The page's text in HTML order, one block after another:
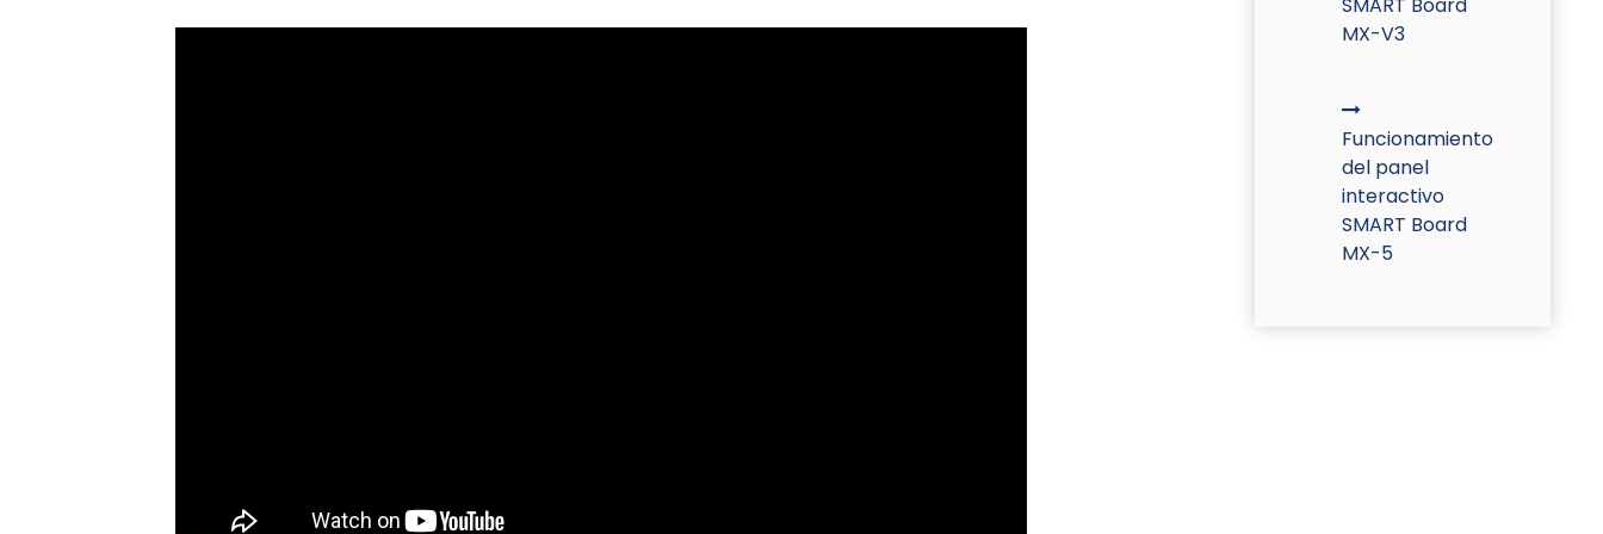
MX-V3
Funcionamiento
del panel
interactivo
SMART Board
MX-5